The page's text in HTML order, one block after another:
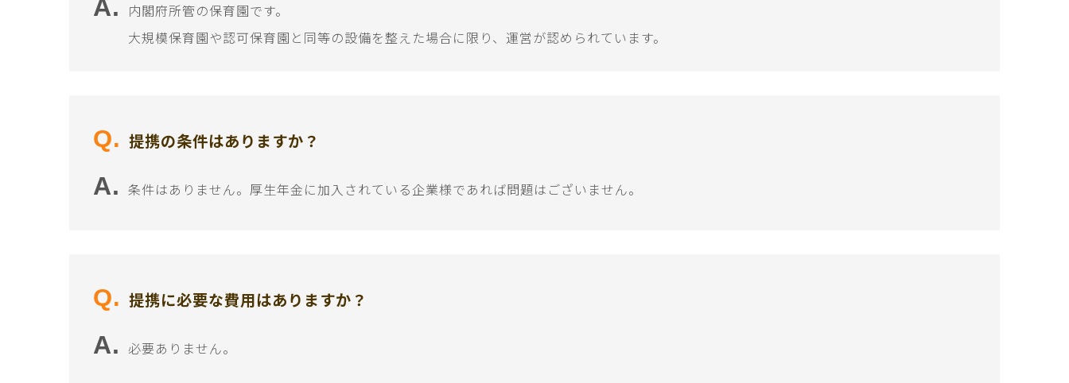
内閣府所管の保育園です。
大規模保育園や認可保育園と同等の設備を整えた場合に限り、運営が認められています。
提携の条件はありますか？
条件はありません。厚生年金に加入されている企業様であれば問題はございません。
提携に必要な費用はありますか？
必要ありません。